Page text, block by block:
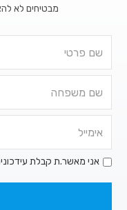
מבטיחים לא
אני מאשר.ת קבלת